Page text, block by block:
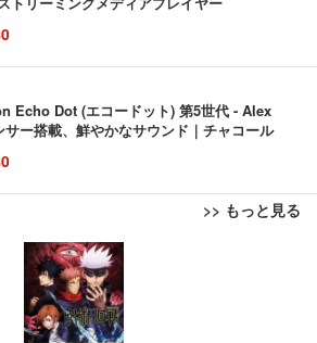
Echo Dot (エコードット) 第5世代 - Alex
サー搭載、鮮やかなサウンド｜チャコール
>> もっと見る
オフィスチェア 椅子 テレワーク 疲れな
上げ式アームレスト コンパクト 約105度ロッ
pc 事務椅子 360度回転 座面昇降 強化ナイロ
ベース 通気性メッシュ 在宅ワーク H-WY01
枠+黒足)
ジネス向けプレミアムモニター | FlexScan
WT | 31.5型4K UHD・USB Type-C・ホワ
ベーシック ペットシーツ 薄型 レギュラー 1
捨て 無香料 ホワイト 300枚